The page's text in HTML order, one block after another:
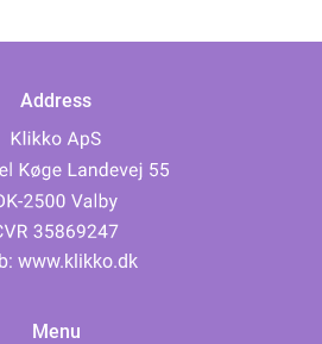
Address
www.klikko.dk
Menu